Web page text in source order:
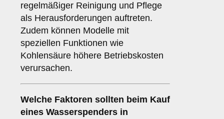
regelmäßiger Reinigung und Pflege
als Herausforderungen auftreten.
Zudem können Modelle mit
speziellen Funktionen wie
Kohlensäure höhere Betriebskosten
verursachen.
Welche Faktoren sollten beim Kauf
eines Wasserspenders in